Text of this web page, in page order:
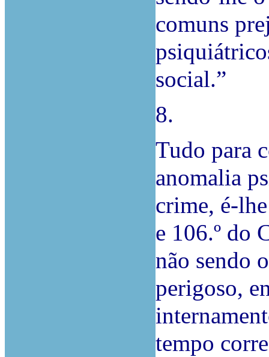
comuns
social.”
8.
Tudo para
anomalia
crime, é-
e 106.º do
não sendo
perigoso,
tempo